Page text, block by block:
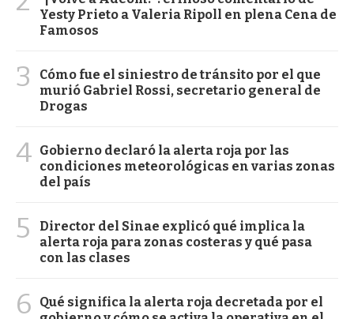
Yesty Prieto a Valeria Ripoll en plena Cena de
Famosos
3
Cómo fue el siniestro de tránsito por el que
murió Gabriel Rossi, secretario general de
Drogas
4 Gobierno declaró la alerta roja por las
condiciones meteorológicas en varias zonas
del país
5
Director del Sinae explicó qué implica la
alerta roja para zonas costeras y qué pasa
con las clases
6
Qué significa la alerta roja decretada por el